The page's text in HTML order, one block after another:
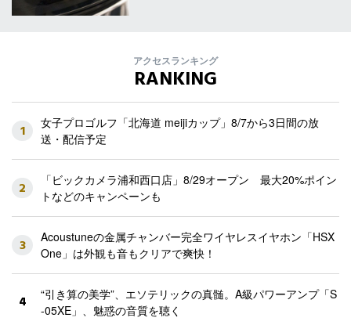
アクセスランキング
RANKING
1
女子プロゴルフ「北海道 meijiカップ」8/7から3日間の放
送・配信予定
2
「ビックカメラ浦和西口店」8/29オープン 最大20%ポイン
トなどのキャンペーンも
3
Acoustuneの金属チャンバー完全ワイヤレスイヤホン「HSX
One」は外観も音もクリアで爽快！
4
“引き算の美学”、エソテリックの真髄。A級パワーアンプ「S
-05XE」、魅惑の音質を聴く